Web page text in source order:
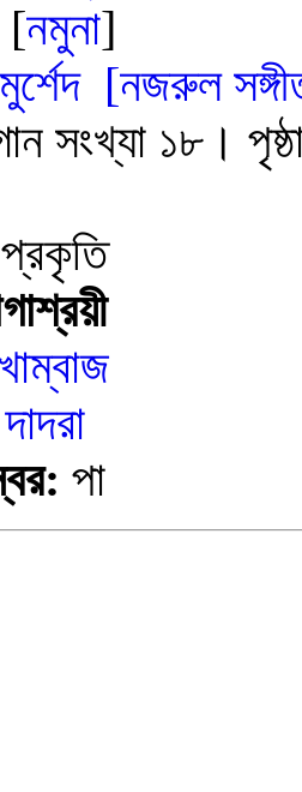
[নমুনা]
[নজরুল
সংখ্যা ১৮।
প্রকৃতি
খাম্বাজ
দাদরা
পা